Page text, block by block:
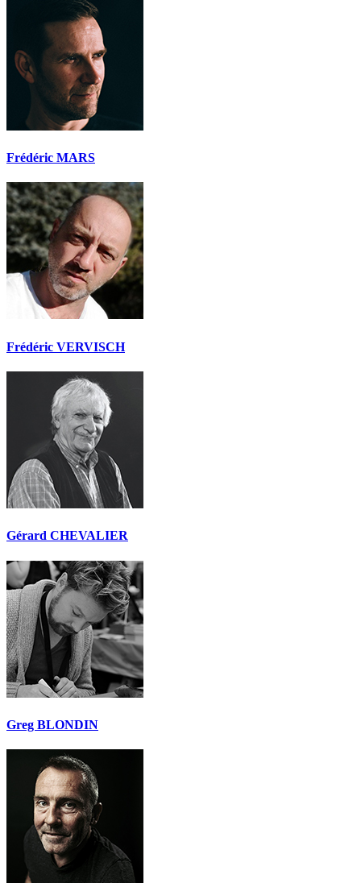
Frédéric MARS
Frédéric VERVISCH
Gérard CHEVALIER
Greg BLONDIN